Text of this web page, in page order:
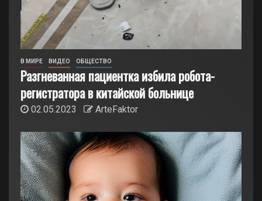
В МИРЕ ВИДЕО ОБЩЕСТВО
Разгневанная пациентка избила робота-
регистратора в китайской больнице
02.05.2023 ArteFaktor